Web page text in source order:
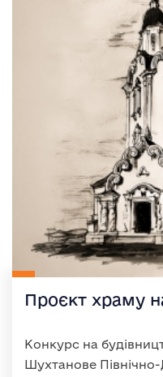
Проєкт храму
Конкурс на
Шухтанове